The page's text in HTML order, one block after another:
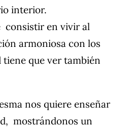
interior.
consistir en vivir al
armoniosa con los
tiene que ver también
nos quiere enseñar
mostrándonos un